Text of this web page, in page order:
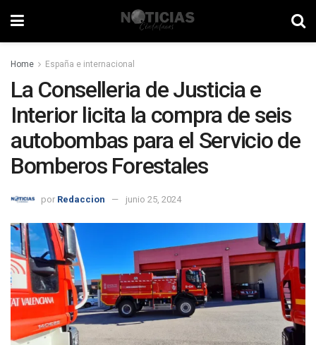
Home España e internacional
La Conselleria de Justicia e
Interior licita la compra de seis
autobombas para el Servicio de
Bomberos Forestales
por Redaccion junio 25, 2024